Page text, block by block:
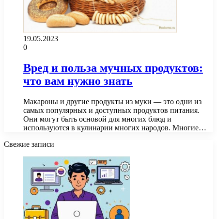
19.05.2023
0
Вред и польза мучных продуктов:
что вам нужно знать
Макароны и другие продукты из муки — это одни из
самых популярных и доступных продуктов питания.
Они могут быть основой для многих блюд и
используются в кулинарии многих народов. Многие…
Свежие записи